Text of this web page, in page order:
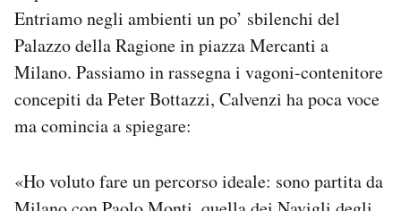
SHOP
CALENDARIO
AREA PERSONALE
Area Personale
Newsletter
Entriamo negli ambienti un po’ sbilenchi del
Palazzo della Ragione in piazza Mercanti a
Milano. Passiamo in rassegna i vagoni-contenitore
concepiti da Peter Bottazzi, Calvenzi ha poca voce
ma comincia a spiegare:
«Ho voluto fare un percorso ideale: sono partita da